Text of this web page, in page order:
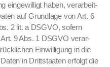
eingewil­ligt haben, ver­ar­beit­
auf Grund­lage von Art. 6
2 lit. a DSGVO, sofern
9 Abs. 1 DSGVO ver­ar­
Ein­willi­gung in die
in Drittstaat­en erfol­gt die